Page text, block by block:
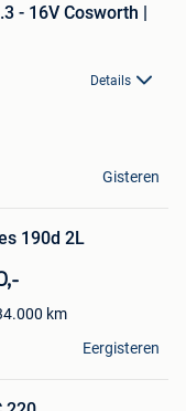
- 16V Cosworth |
Details
Gisteren
190d 2L
km
Eergisteren